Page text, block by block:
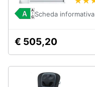
e
igiene
Beauty
Giocattoli
Incasso
Lavastoviglie
Lavastoviglie
Whirlpool
installazione
Scheda informativa
€ 505,20